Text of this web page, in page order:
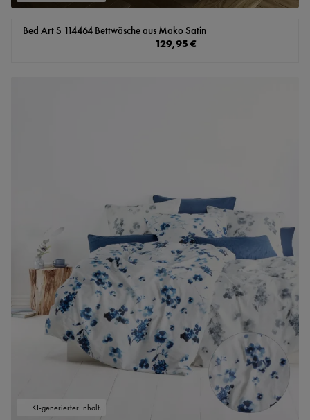
Bed Art S 114464 Bettwäsche aus Mako Satin
Regulärer Preis:
129,95 €
KI-generierter Inhalt.